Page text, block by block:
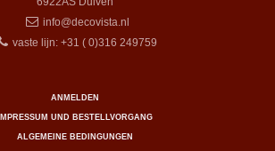
info@decovista.nl
vaste lijn: +31 ( 0)316 249759
ANMELDEN
IMPRESSUM UND BESTELLVORGANG
ALGEMEINE BEDINGUNGEN